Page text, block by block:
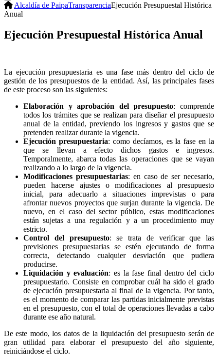
Alcaldía de PaipaTransparenciaEjecución Presupuestal Histórica
Anual
Ejecución Presupuestal Histórica Anual
La ejecución presupuestaria es una fase más dentro del ciclo de
gestión de los presupuestos de la entidad. Así, las principales fases
de este proceso son las siguientes:
Elaboración y aprobación del presupuesto: comprende
todos los trámites que se realizan para diseñar el presupuesto
anual de la entidad, previendo los ingresos y gastos que se
pretenden realizar durante la vigencia.
Ejecución presupuestaria: como decíamos, es la fase en la
que se llevan a efecto dichos gastos e ingresos.
Temporalmente, abarca todas las operaciones que se vayan
realizando a lo largo de la vigencia.
Modificaciones presupuestarias: en caso de ser necesario,
pueden hacerse ajustes o modificaciones al presupuesto
inicial, para adecuarlo a situaciones imprevistas o para
afrontar nuevos proyectos que surjan durante la vigencia. De
nuevo, en el caso del sector público, estas modificaciones
están sujetas a una regulación y a un procedimiento muy
estricto.
Control del presupuesto: se trata de verificar que las
previsiones presupuestarias se estén ejecutando de forma
correcta, detectando cualquier desviación que pudiera
producirse.
Liquidación y evaluación: es la fase final dentro del ciclo
presupuestario. Consiste en comprobar cuál ha sido el grado
de ejecución presupuestaria al final de la vigencia. Por tanto,
es el momento de comparar las partidas inicialmente previstas
en el presupuesto, con el total de operaciones llevadas a cabo
durante ese año natural.
De este modo, los datos de la liquidación del presupuesto serán de
gran utilidad para elaborar el presupuesto del año siguiente,
reiniciándose el ciclo.